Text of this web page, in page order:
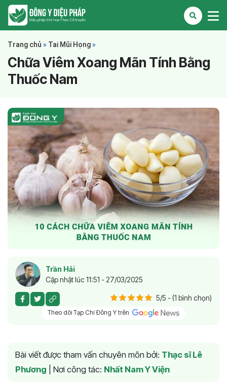
Trang chủ » Tai Mũi Họng »
Chữa Viêm Xoang Mãn Tính Bằng
Thuốc Nam
Trần Hải
Cập nhật lúc 11:51 - 27/03/2025
5/5 - (1 bình chọn)
Theo dõi Tạp Chí Đông Y trên
Bài viết được tham vấn chuyên môn bởi: Thạc sĩ Lê
Phương
Nơi công tác: Nhất Nam Y Viện